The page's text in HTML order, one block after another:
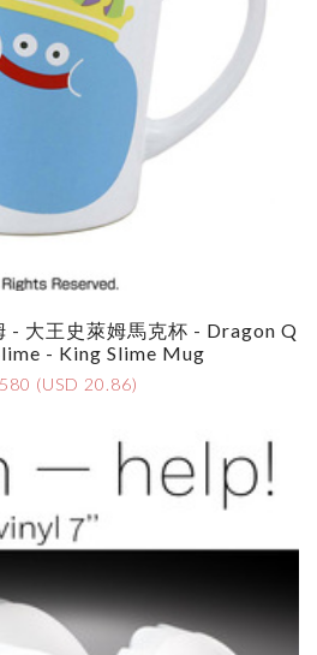
- 大王史萊姆馬克杯 - Dragon Q
- King Slime Mug
(USD 20.86)